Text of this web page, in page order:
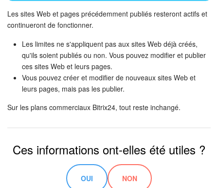
Messenger
Groupes de travail
Calendriers
Bitrix24 Drive
Base de connaissances
Sites
Boutique en ligne
Les sites Web et pages précédemment publiés resteront actifs et
continueront de fonctionner.
Les limites ne s'appliquent pas aux sites Web déjà créés,
qu'ils soient publiés ou non. Vous pouvez modifier et publier
ces sites Web et leurs pages.
Vous pouvez créer et modifier de nouveaux sites Web et
leurs pages, mais pas les publier.
Sur les plans commerciaux Bitrix24, tout reste inchangé.
Ces informations ont-elles été utiles ?
OUI NON